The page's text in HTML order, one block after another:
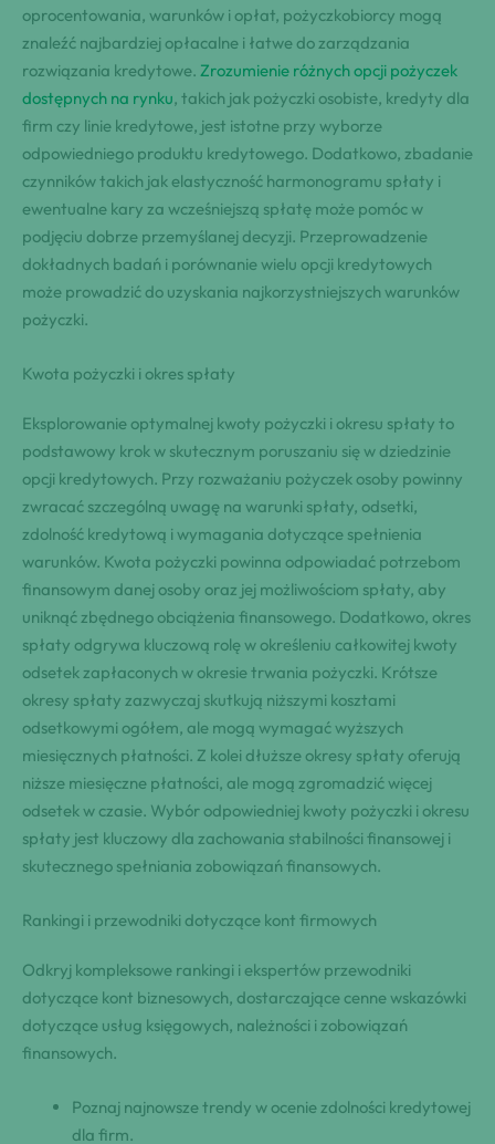
oprocentowania, warunków i opłat, pożyczkobiorcy mogą
znaleźć najbardziej opłacalne i łatwe do zarządzania
rozwiązania kredytowe. Zrozumienie różnych opcji pożyczek
dostępnych na rynku, takich jak pożyczki osobiste, kredyty dla
firm czy linie kredytowe, jest istotne przy wyborze
odpowiedniego produktu kredytowego. Dodatkowo, zbadanie
czynników takich jak elastyczność harmonogramu spłaty i
ewentualne kary za wcześniejszą spłatę może pomóc w
podjęciu dobrze przemyślanej decyzji. Przeprowadzenie
dokładnych badań i porównanie wielu opcji kredytowych
może prowadzić do uzyskania najkorzystniejszych warunków
pożyczki.
Kwota pożyczki i okres spłaty
Eksplorowanie optymalnej kwoty pożyczki i okresu spłaty to
podstawowy krok w skutecznym poruszaniu się w dziedzinie
opcji kredytowych. Przy rozważaniu pożyczek osoby powinny
zwracać szczególną uwagę na warunki spłaty, odsetki,
zdolność kredytową i wymagania dotyczące spełnienia
warunków. Kwota pożyczki powinna odpowiadać potrzebom
finansowym danej osoby oraz jej możliwościom spłaty, aby
uniknąć zbędnego obciążenia finansowego. Dodatkowo, okres
spłaty odgrywa kluczową rolę w określeniu całkowitej kwoty
odsetek zapłaconych w okresie trwania pożyczki. Krótsze
okresy spłaty zazwyczaj skutkują niższymi kosztami
odsetkowymi ogółem, ale mogą wymagać wyższych
miesięcznych płatności. Z kolei dłuższe okresy spłaty oferują
niższe miesięczne płatności, ale mogą zgromadzić więcej
odsetek w czasie. Wybór odpowiedniej kwoty pożyczki i okresu
spłaty jest kluczowy dla zachowania stabilności finansowej i
skutecznego spełniania zobowiązań finansowych.
Rankingi i przewodniki dotyczące kont firmowych
Odkryj kompleksowe rankingi i ekspertów przewodniki
dotyczące kont biznesowych, dostarczające cenne wskazówki
dotyczące usług księgowych, należności i zobowiązań
finansowych.
Poznaj najnowsze trendy w ocenie zdolności kredytowej
dla firm.